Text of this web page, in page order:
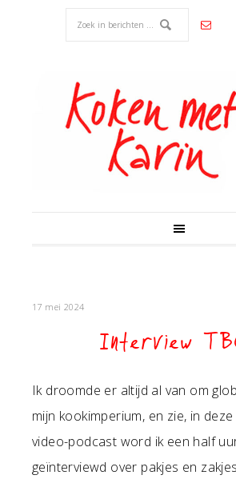
17 mei 2024
Interview
Ik droomde er altijd al van om
mijn kookimperium, en zie, in
video-podcast word ik een half
geïnterviewd over pakjes en